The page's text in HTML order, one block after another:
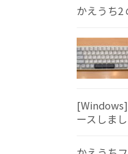
かえうち2
[Windows]
ースしま